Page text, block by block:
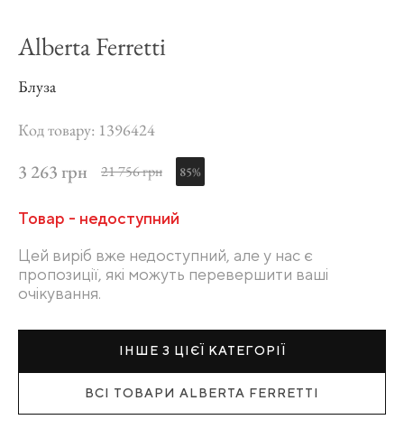
Alberta Ferretti
Блуза
Код товару: 1396424
3 263 грн 21 756 грн 85%
Товар - недоступний
Цей виріб вже недоступний, але у нас є
пропозиції, які можуть перевершити ваші
очікування.
ІНШЕ З ЦІЄЇ КАТЕГОРІЇ
ВСІ ТОВАРИ ALBERTA FERRETTI